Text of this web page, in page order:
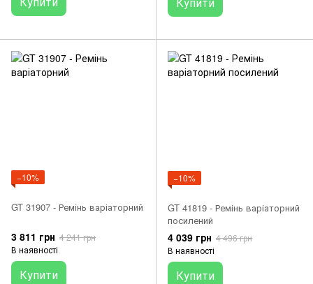
−10%
GT 31907 - Ремінь варіаторний
3 811 грн 4 241 грн
В наявності
Купити
−10%
GT 41819 - Ремінь варіаторний
посилений
4 039 грн 4 496 грн
В наявності
Купити